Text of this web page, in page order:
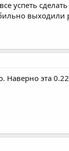
успеть
выходили
Наверно эта